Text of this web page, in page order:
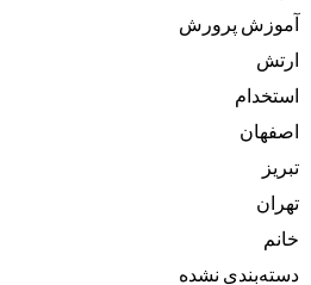
آموزش پرورش
ارتش
استخدام
اصفهان
تبریز
تهران
خانم
دسته‌بندی نشده